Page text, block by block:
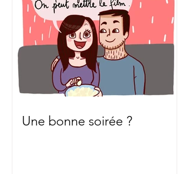
Une bonne soirée ?